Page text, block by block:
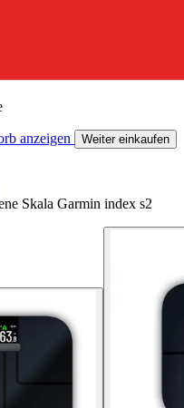
anzeigen Weiter einkaufen
Skala Garmin index s2